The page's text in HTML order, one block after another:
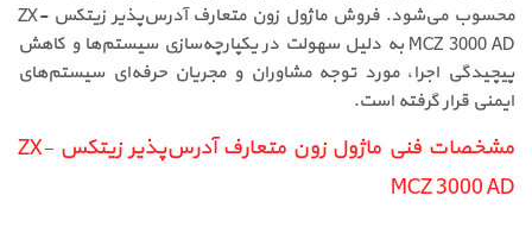
محسوب می‌شود. فروش ماژول زون متعارف آدرس‌پذیر زیتکس ZX-
MCZ 3000 AD به دلیل سهولت در یکپارچه‌سازی سیستم‌ها و کاهش
پیچیدگی اجرا، مورد توجه مشاوران و مجریان حرفه‌ای سیستم‌های
ایمنی قرار گرفته است.
مشخصات فنی ماژول زون متعارف آدرس‌پذیر زیتکس ZX-
MCZ 3000 AD